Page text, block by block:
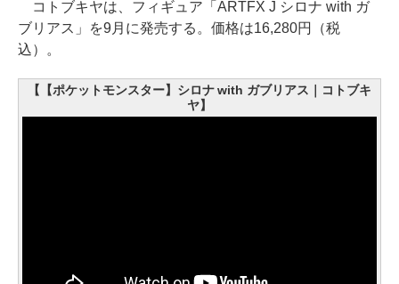
コトブキヤは、フィギュア「ARTFX J シロナ with ガ
ブリアス」を9月に発売する。価格は16,280円（税
込）。
【【ポケットモンスター】シロナ with ガブリアス｜コトブキ
ヤ】